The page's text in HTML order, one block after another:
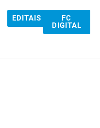
EDITAIS
FC
DIGITAL